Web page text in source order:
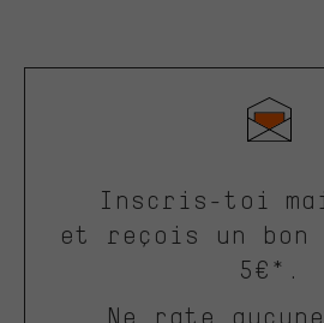
Inscris-toi
et reçois un bon
5€*.
Ne rate